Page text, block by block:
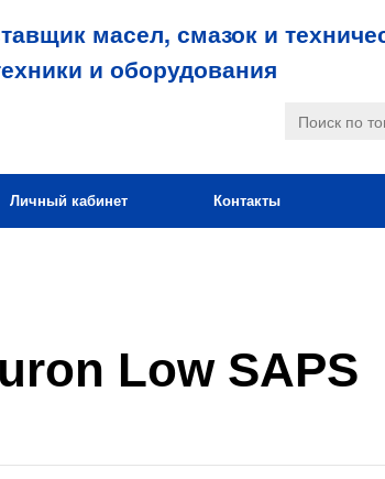
масел, смазок и
и оборудования
Личный кабинет Контакты
Low SAPS